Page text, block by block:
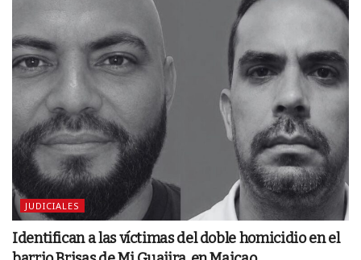
JUDICIALES
Identifican a las víctimas del doble homicidio en el